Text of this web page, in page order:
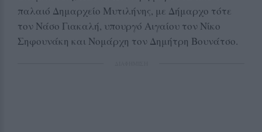
παλαιό Δημαρχείο Μυτιλήνης, με Δήμαρχο τότε
τον Νάσο Γιακαλή, υπουργό Αιγαίου τον Νίκο
Σηφουνάκη και Νομάρχη τον Δημήτρη Βουνάτσο.